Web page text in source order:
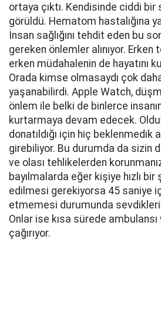
ortaya çıktı. Kendisinde ciddi bir
görüldü. Hematom hastalığına
İnsan sağlığını tehdit eden bu
gereken önlemler alınıyor. Erken
erken müdahalenin de hayatını
Orada kimse olmasaydı çok
yaşanabilirdi. Apple Watch,
önlem ile belki de binlerce insanın
kurtarmaya devam edecek.
donatıldığı için hiç beklenmedik
girebiliyor. Bu durumda da sizin
ve olası tehlikelerden
bayılmalarda eğer kişiye hızlı
edilmesi gerekiyorsa 45 saniye
etmemesi durumunda
Onlar ise kısa sürede
çağırıyor.